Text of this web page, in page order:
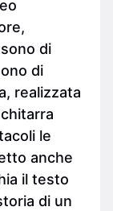
di
di
realizzata
le
anche
il testo
di un